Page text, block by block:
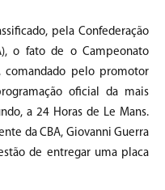
pela Confederação
o fato de o Campeonato
comandado pelo promotor
oficial da mais
a 24 Horas de Le Mans.
da CBA, Giovanni Guerra
de entregar uma placa